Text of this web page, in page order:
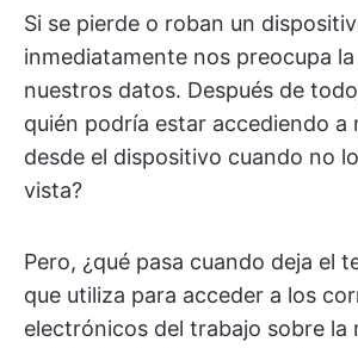
Si se pierde o roban un
inmediatamente nos preocupa
nuestros datos. Después de
quién podría estar accediendo a
desde el dispositivo cuando no
vista?
Pero, ¿qué pasa cuando deja el
que utiliza para acceder a los
electrónicos del trabajo sobre la